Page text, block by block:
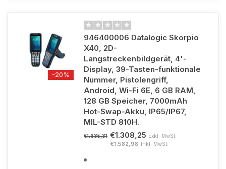
-20%
946400006 Datalogic Skorpio
X40, 2D-
Langstreckenbildgerät, 4'-
Display, 39-Tasten-funktionale
Nummer, Pistolengriff,
Android, Wi-Fi 6E, 6 GB RAM,
128 GB Speicher, 7000mAh
Hot-Swap-Akku, IP65/IP67,
MIL-STD 810H.
€1.635,31 €1.308,25 exkl. MwSt.
€1.582,98 Inkl. MwSt.